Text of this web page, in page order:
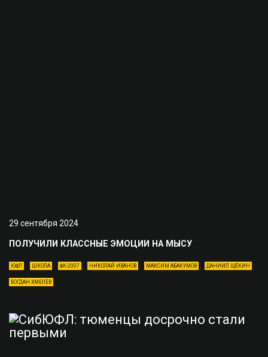
29 сентября 2024
ПОЛУЧИЛИ КЛАССНЫЕ ЭМОЦИИ НА МЫСУ
ЮФЛ ШКОЛА ФК-2007 НИКОЛАЙ ИВАНОВ МАКСИМ АБАКУМОВ ДАНИИЛ ЩЁКИН
БОГДАН ХМЕЛЁВ